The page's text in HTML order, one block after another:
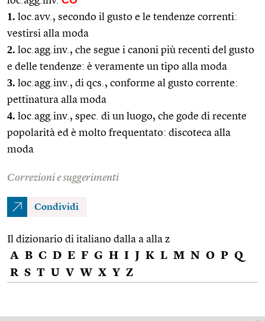
1. loc.avv. , secondo il gusto e le tendenze correnti:
vestirsi alla moda
2. loc.agg. inv., che segue i canoni più recenti del gusto
e delle tendenze: è veramente un tipo alla moda
3. loc.agg. inv., di qcs. , conforme al gusto corrente:
pettinatura alla moda
4. loc.agg. inv., spec. di un luogo, che gode di recente
popolarità ed è molto frequentato: discoteca alla
moda
Correzioni e suggerimenti
Condividi
Il dizionario di italiano dalla a alla z
A B C D E F G H I J K L M N O P Q
R S T U V W X Y Z